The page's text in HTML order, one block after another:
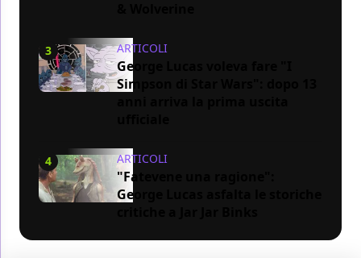
3 ARTICOLI
George Lucas voleva fare "I
Simpson di Star Wars": dopo 13
4 ARTICOLI
"Fatevene una ragione":
George Lucas asfalta le storiche